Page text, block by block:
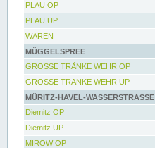
PLAU OP
PLAU UP
WAREN
MÜGGELSPREE
GROSSE TRÄNKE WEHR OP
GROSSE TRÄNKE WEHR UP
MÜRITZ-HAVEL-WASSERSTRASSE
Diemitz OP
Diemitz UP
MIROW OP